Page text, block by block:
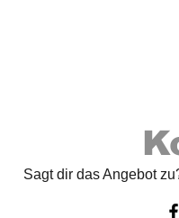
Sagt dir das Angebot